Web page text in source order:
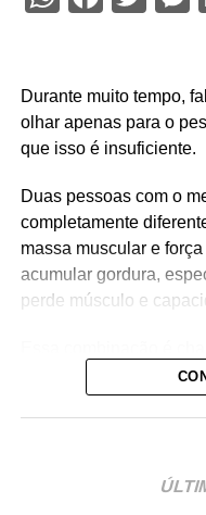
Durante muito tempo,
olhar apenas para o
que isso é insuficiente.
Duas pessoas com o
completamente
massa muscular e
acumular gordura,
perde músculo e
Ela reúne dois
muscular. Além de